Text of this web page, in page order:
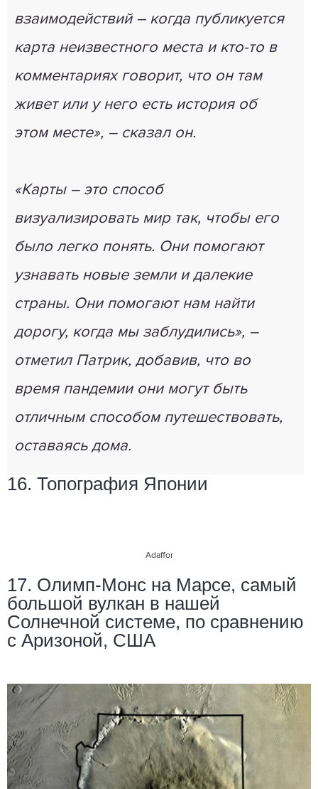
взаимодействий – когда публикуется
карта неизвестного места и кто-то в
комментариях говорит, что он там
живет или у него есть история об
этом месте», – сказал он.
«Карты – это способ
визуализировать мир так, чтобы его
было легко понять. Они помогают
узнавать новые земли и далекие
страны. Они помогают нам найти
дорогу, когда мы заблудились», –
отметил Патрик, добавив, что во
время пандемии они могут быть
отличным способом путешествовать,
оставаясь дома.
16. Топография Японии
Adaffor
17. Олимп-Монс на Марсе, самый
большой вулкан в нашей
Солнечной системе, по сравнению
с Аризоной, США